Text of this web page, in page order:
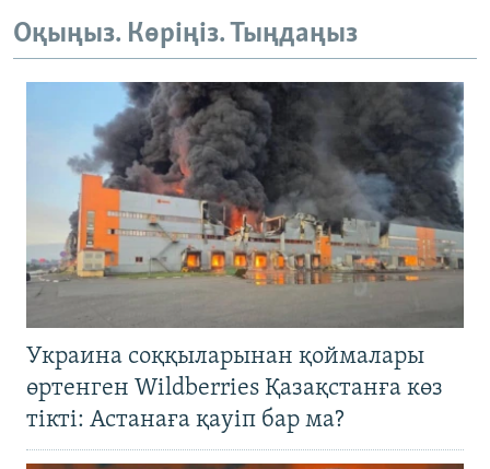
Басқа тілдерде
Оқыңыз. Көріңіз. Тыңдаңыз
Украина соққыларынан қоймалары
өртенген Wildberries Қазақстанға көз
тікті: Астанаға қауіп бар ма?